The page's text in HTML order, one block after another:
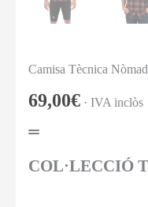
Camisa Tècnica
69,00€ · IVA inclòs
COL·LECCIÓ